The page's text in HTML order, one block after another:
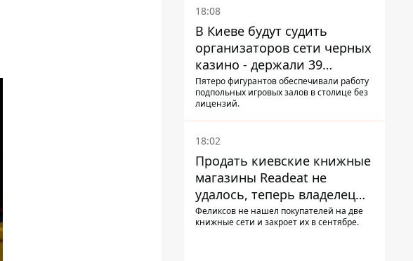
18:08
В Киеве будут судить
организаторов сети черных
казино - держали 39
заведений
Пятеро фигурантов обеспечивали работу
подпольных игровых залов в столице без
лицензий.
18:02
Продать киевские книжные
магазины Readeat не
удалось, теперь владелец
их просто закроет
Феликсов не нашел покупателей на две
книжные сети и закроет их в сентябре.